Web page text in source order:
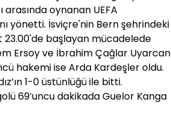
arasında oynanan UEFA
yönetti. İsviçre'nin Bern şehrindeki
başlayan mücadelede
Ersoy ve İbrahim Çağlar Uyarcan
hakemi ise Arda Kardeşler oldu.
1-0 üstünlüğü ile bitti.
69’uncu dakikada Guelor Kanga